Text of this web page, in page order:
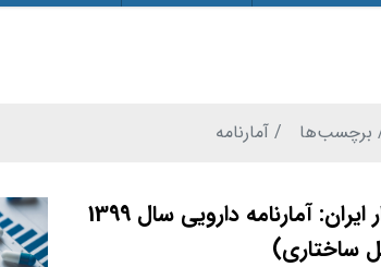
برچسب‌ها آمارنامه
تحلیل گزارش بازار ایران: آمارنامه دارویی سال 1399
ساختاری)